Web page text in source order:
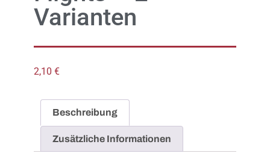
Varianten
2,10 €
Beschreibung
Zusätzliche Informationen